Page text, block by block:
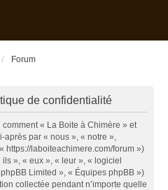
Forum
de confidentialité
« La Boite à Chimère » et
après par « nous », « notre »,
https://laboiteachimere.com/forum »)
», « eux », « leur », « logiciel
Limited », « Équipes phpBB »)
collectée pendant n’importe quelle